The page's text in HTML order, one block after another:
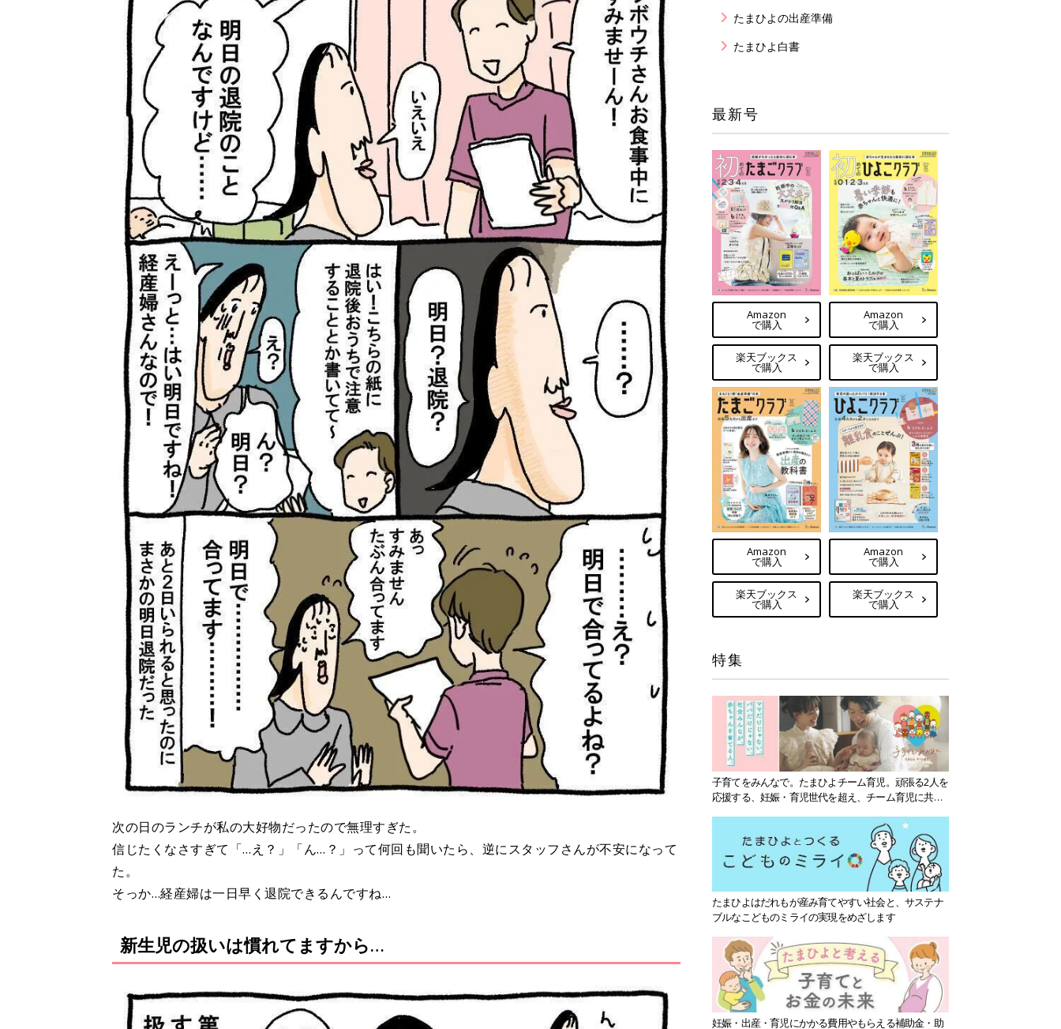
次の日のランチが私の大好物だったので無理すぎた。
信じたくなさすぎて「…え？」「ん…？」って何回も聞いたら、逆にスタッフさんが不安になって
た。
そっか…経産婦は一日早く退院できるんですね…
新生児の扱いは慣れてますから…
たまひよの出産準備
たまひよ白書
最新号
Amazon
で購入
楽天ブックス
で購入
Amazon
で購入
楽天ブックス
で購入
Amazon
で購入
楽天ブックス
で購入
Amazon
で購入
楽天ブックス
で購入
特集
子育てをみんなで。たまひよチーム育児。頑張る2人を
応援する、妊娠・育児世代を超え、チーム育児に共感
たまひよはだれもが産み育てやすい社会と、サステナ
ブルなこどものミライの実現をめざします
妊娠・出産・育児にかかる費用やもらえる補助金・助